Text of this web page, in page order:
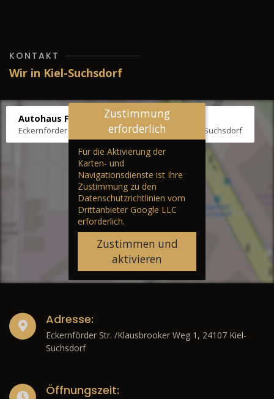
KONTAKT
Wir in Kiel-Suchsdorf
Autohaus Fräter
Eckernförder Str. /Klausbrooker Weg 1, 24107 Kiel-Suchsdorf
Zustimmung
erforderlich
Für die Aktivierung der
Karten- und
Navigationsdienste ist Ihre
Zustimmung zu den
Datenschutzrichtlinien vom
Drittanbieter Google LLC
erforderlich.
Zustimmen und
aktivieren
Adresse:
Eckernförder Str. /Klausbrooker Weg 1, 24107 Kiel-
Suchsdorf
Öffnungszeit: